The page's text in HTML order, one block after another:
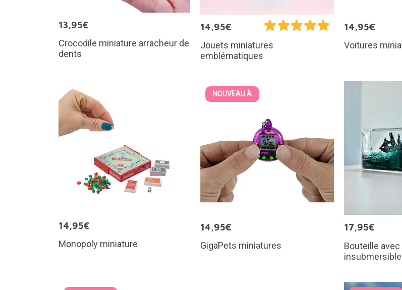
13,95€
Crocodile miniature arracheur de
dents
14,95€
Jouets miniatures
emblématiques
14,95€
Voitures
14,95€
Monopoly miniature
NOUVEAU À
14,95€
GigaPets miniatures
17,95€
Bouteille
insubmersible